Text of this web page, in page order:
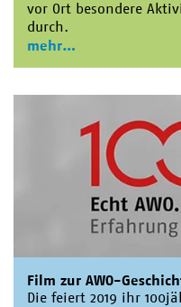
vor Ort besondere
durch.
mehr
Film zur AWO-
Die feiert 2019 ihr